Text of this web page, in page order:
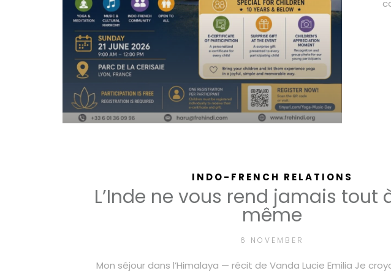
INDO-FRENCH RELATIONS
L’Inde ne vous rend jamais tout
même
6 NOVEMBER
Mon séjour dans l’Himalaya — récit de Vanda Lucie Emilia Je